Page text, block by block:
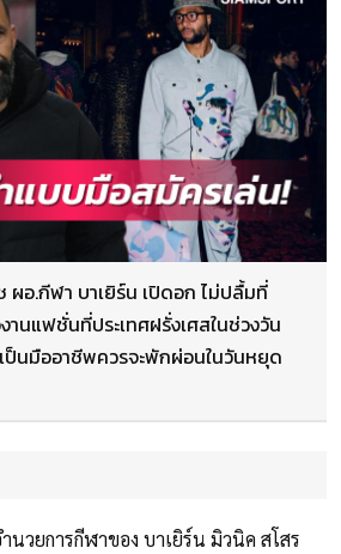
ผอ.กีฬา บาเยิร์น เปิดอก ไม่ปลื้มที่
านแฟชั่นที่ประเทศฝรั่งเศสในช่วงวัน
นมืออาชีพควรจะพักผ่อนในวันหยุด
นวยการกีฬาของ บาเยิร์น มิวนิค สโสร